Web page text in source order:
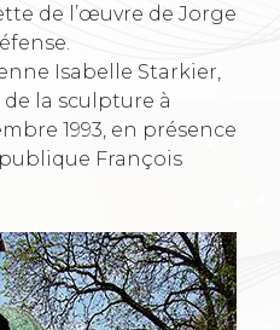
de l’œuvre de Jorge
Isabelle Starkier,
la sculpture à
1993, en présence
François